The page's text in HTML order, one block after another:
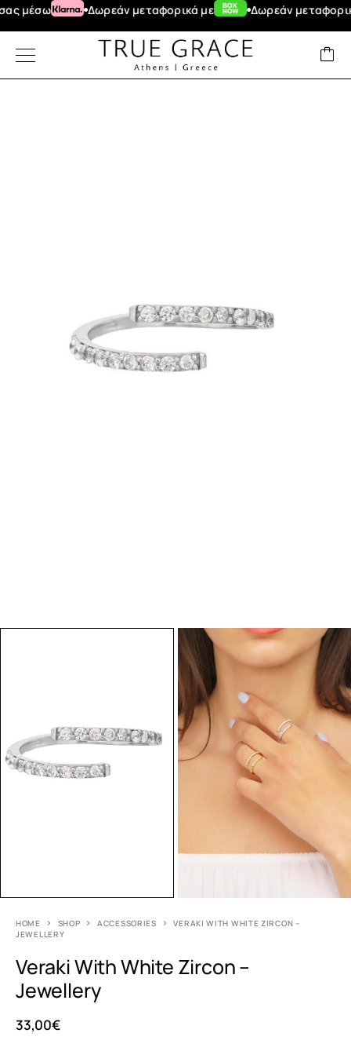
Δωρεάν μεταφορικά με Δωρεάν μεταφορικά
HOME SHOP ACCESSORIES
VERAKI WITH WHITE ZIRCON –
JEWELLERY
Veraki With White Zircon –
Jewellery
33,00€